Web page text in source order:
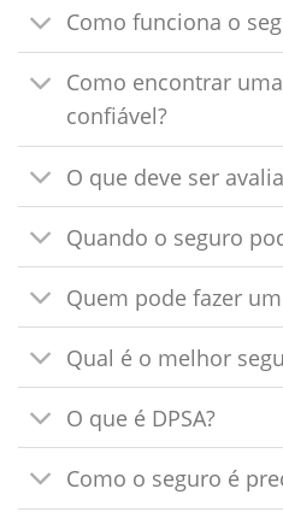
Como funciona o
Como encontrar
confiável?
O que deve ser
Quando o seguro
Quem pode fazer
Qual é o melhor
O que é DPSA?
Como o seguro é